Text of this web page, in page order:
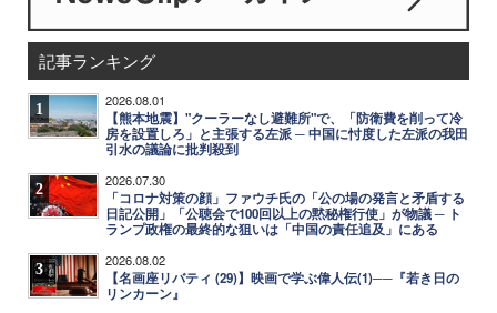
記事ランキング
1 2026.08.01
【熊本地震】"クーラーなし避難所"で、「防衛費を削って冷
房を設置しろ」と主張する左派 ─ 中国に忖度した左派の我田
引水の議論に批判殺到
2 2026.07.30
「コロナ対策の顔」ファウチ氏の「公の場の発言と矛盾する
日記公開」「公聴会で100回以上の黙秘権行使」が物議 ─ ト
ランプ政権の最終的な狙いは「中国の責任追及」にある
3 2026.08.02
【名画座リバティ (29)】映画で学ぶ偉人伝(1)──『若き日の
リンカーン』